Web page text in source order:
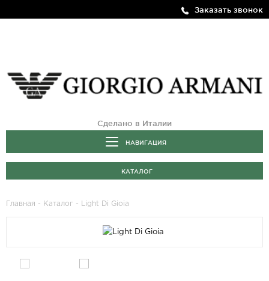
Заказать звонок
Сделано в Италии
НАВИГАЦИЯ
КАТАЛОГ
Главная - Каталог - Light Di Gioia